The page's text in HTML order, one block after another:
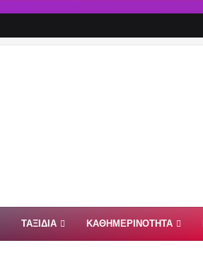
ΤΑΞΙΔΙΑ ΚΑΘΗΜΕΡΙΝΟΤΗΤΑ